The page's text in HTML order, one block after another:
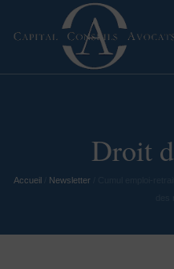
Droit
Accueil Newsletter